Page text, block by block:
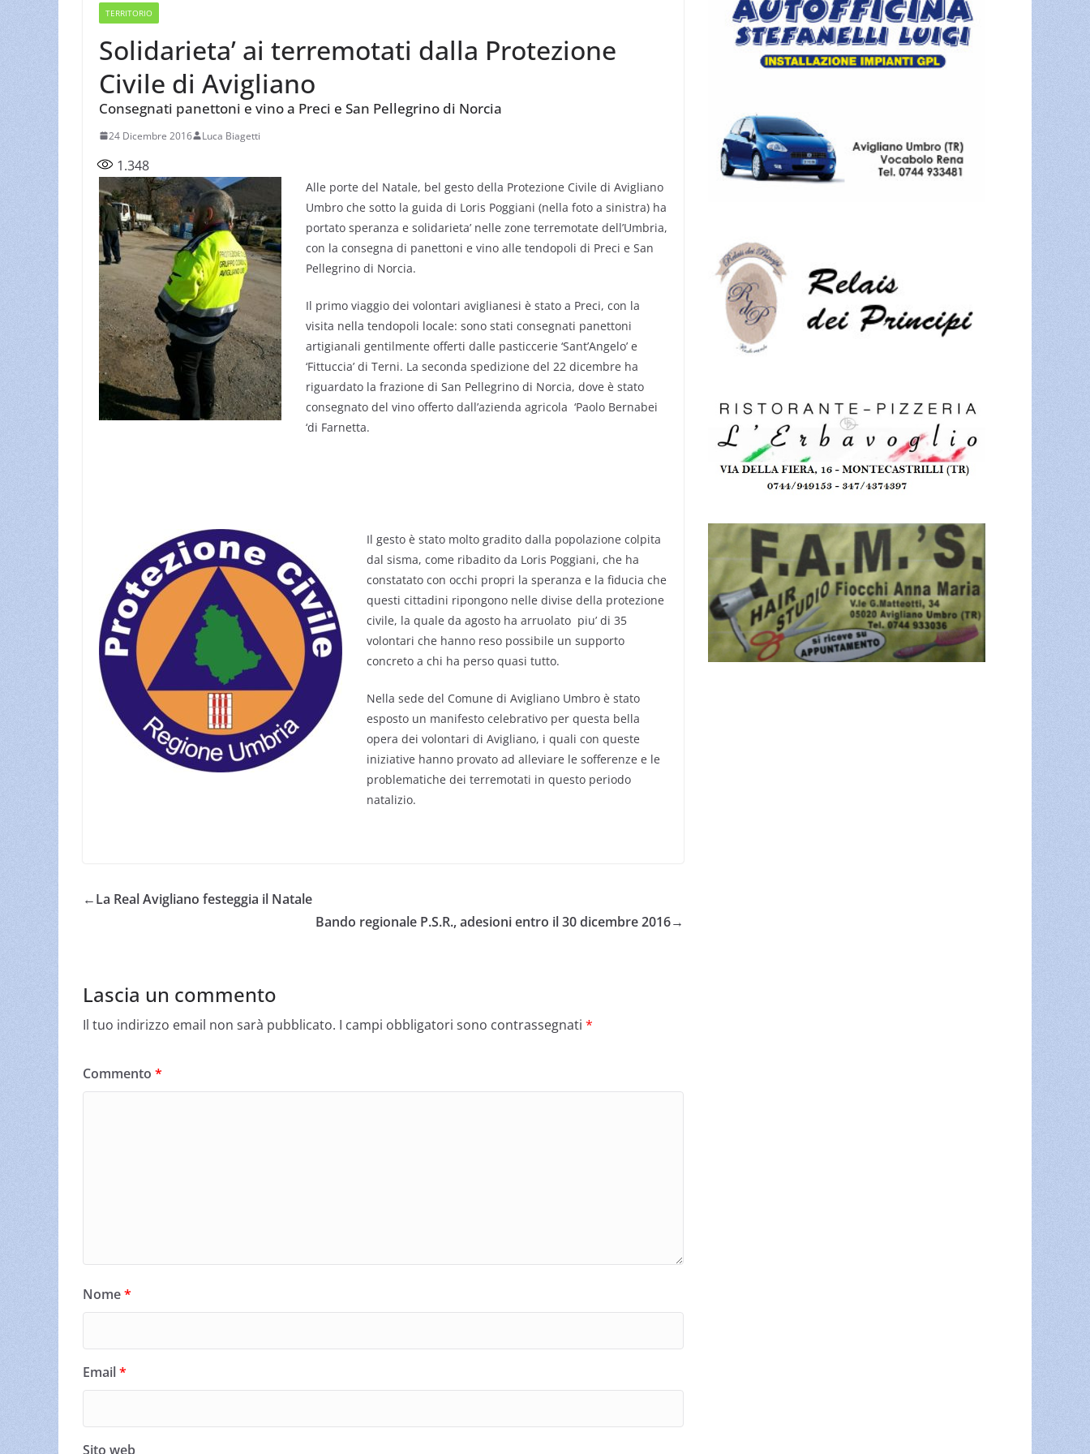
TERRITORIO
Solidarieta’ ai terremotati dalla Protezione
Civile di Avigliano
Consegnati panettoni e vino a Preci e San Pellegrino di Norcia
24 Dicembre 2016 Luca Biagetti
1.348
Alle porte del Natale, bel gesto della Protezione Civile di Avigliano
Umbro che sotto la guida di Loris Poggiani (nella foto a sinistra) ha
portato speranza e solidarieta’ nelle zone terremotate dell’Umbria,
con la consegna di panettoni e vino alle tendopoli di Preci e San
Pellegrino di Norcia.
Il primo viaggio dei volontari aviglianesi è stato a Preci, con la
visita nella tendopoli locale: sono stati consegnati panettoni
artigianali gentilmente offerti dalle pasticcerie ‘Sant’Angelo’ e
‘Fittuccia’ di Terni. La seconda spedizione del 22 dicembre ha
riguardato la frazione di San Pellegrino di Norcia, dove è stato
consegnato del vino offerto dall’azienda agricola ‘Paolo Bernabei
‘di Farnetta.
Il gesto è stato molto gradito dalla popolazione colpita
dal sisma, come ribadito da Loris Poggiani, che ha
constatato con occhi propri la speranza e la fiducia che
questi cittadini ripongono nelle divise della protezione
civile, la quale da agosto ha arruolato piu’ di 35
volontari che hanno reso possibile un supporto
concreto a chi ha perso quasi tutto.
Nella sede del Comune di Avigliano Umbro è stato
esposto un manifesto celebrativo per questa bella
opera dei volontari di Avigliano, i quali con queste
iniziative hanno provato ad alleviare le sofferenze e le
problematiche dei terremotati in questo periodo
natalizio.
←La Real Avigliano festeggia il Natale
Bando regionale P.S.R., adesioni entro il 30 dicembre 2016→
Lascia un commento
Il tuo indirizzo email non sarà pubblicato. I campi obbligatori sono contrassegnati *
Commento *
Nome*
Email*
Sito web